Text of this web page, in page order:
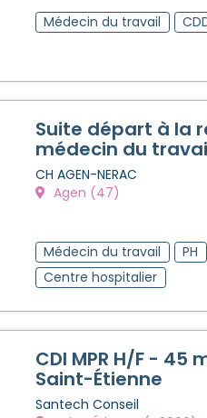
Médecin du travail
Suite départ à la
médecin du
CH AGEN-NERAC
Agen (47)
Médecin du travail
PH
Centre hospitalier
CDI MPR H/F - 45
Saint-Étienne
Santech Conseil